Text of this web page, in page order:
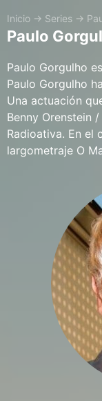
Inicio → Series →
Paulo
Paulo Gorgulho
Paulo Gorgulho
Una actuación
Benny Orenstein
Radioativa. En el
largometraje O